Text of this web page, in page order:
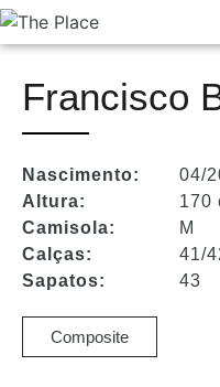
Francisco
Nascimento:
Altura:
Camisola:
Calças:
Sapatos:
04/
170
M
41/
43
Composite